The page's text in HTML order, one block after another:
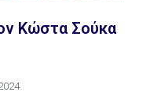
Κώστα Σούκα